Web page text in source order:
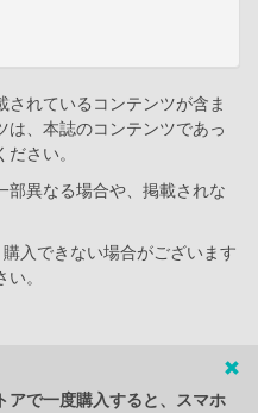
れているコンテンツが含ま
は、本誌のコンテンツであっ
さい。
異なる場合や、掲載されな
入できない場合がございます
。
アで一度購入すると、スマホ